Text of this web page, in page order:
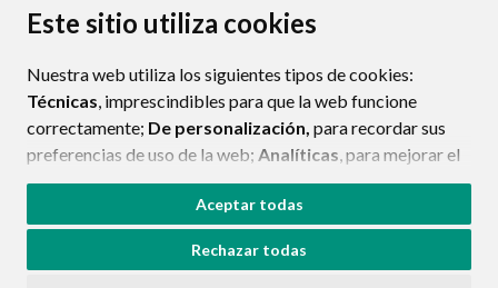
Este sitio utiliza cookies
Nuestra web utiliza los siguientes tipos de cookies:
Técnicas, imprescindibles para que la web funcione
correctamente; De personalización, para recordar sus
preferencias de uso de la web; Analíticas, para mejorar el
funcionamiento de la web y sus servicios.
Si acepta pulsando el botón“Aceptar todas”
consideramos que acepta su uso. Si pulsa el botón
Aceptar todas
Rechazar todas